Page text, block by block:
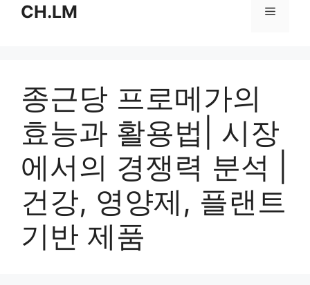
contentCH.LM Menu
종근당 프로메가의
효능과 활용법| 시장
에서의 경쟁력 분석 |
건강, 영양제, 플랜트
기반 제품